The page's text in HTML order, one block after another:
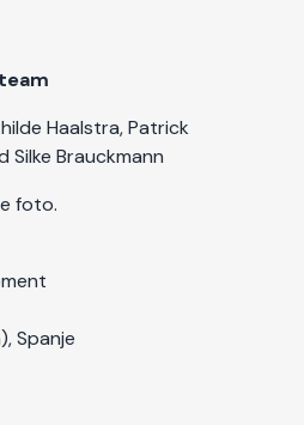
Haalstra, Patrick
Silke Brauckmann
foto.
Spanje